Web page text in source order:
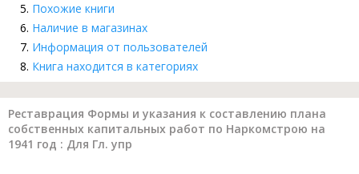
Похожие книги
Наличие в магазинах
Информация от пользователей
Книга находится в категориях
Реставрация Формы и указания к составлению плана
собственных капитальных работ по Наркомстрою на
1941 год : Для Гл. упр